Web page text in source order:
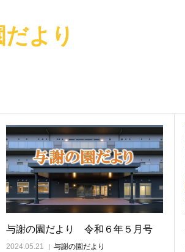
より
与謝の園だより 令和６年５月号
2024.05.21 与謝の園だより